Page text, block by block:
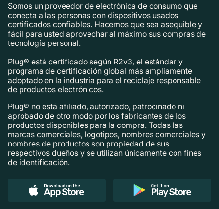
Somos un proveedor de electrónica de consumo que
conecta a las personas con dispositivos usados ​​
certificados confiables. Hacemos que sea asequible y
fácil para usted aprovechar al máximo sus compras de
tecnología personal.
Plug® está certificado según R2v3, el estándar y
programa de certificación global más ampliamente
adoptado en la industria para el reciclaje responsable
de productos electrónicos.
Plug® no está afiliado, autorizado, patrocinado ni
aprobado de otro modo por los fabricantes de los
productos disponibles para la compra. Todas las
marcas comerciales, logotipos, nombres comerciales y
nombres de productos son propiedad de sus
respectivos dueños y se utilizan únicamente con fines
de identificación.